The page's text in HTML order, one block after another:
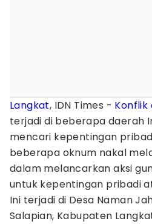
Langkat, IDN Times - Konflik
terjadi di beberapa daerah
mencari kepentingan
beberapa oknum nakal
dalam melancarkan aksi
untuk kepentingan pribadi
Ini terjadi di Desa Naman
Salapian, Kabupaten